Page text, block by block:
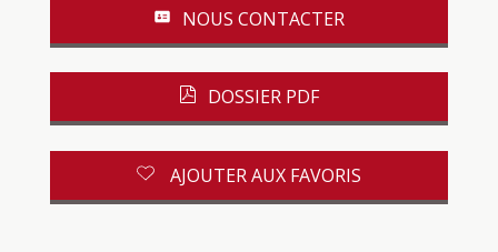
NOUS CONTACTER
DOSSIER PDF
AJOUTER AUX FAVORIS